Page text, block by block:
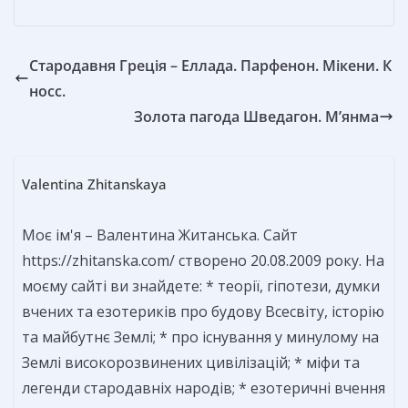
Стародавня Греція – Еллада. Парфенон. Мікени. К
носс.
Золота пагода Шведагон. М’янма
Valentina Zhitanskaya
Моє ім'я – Валентина Житанська. Сайт
https://zhitanska.com/ створено 20.08.2009 року. На
моєму сайті ви знайдете: * теорії, гіпотези, думки
вчених та езотериків про будову Всесвіту, історію
та майбутнє Землі; * про існування у минулому на
Землі високорозвинених цивілізацій; * міфи та
легенди стародавніх народів; * езотеричні вчення